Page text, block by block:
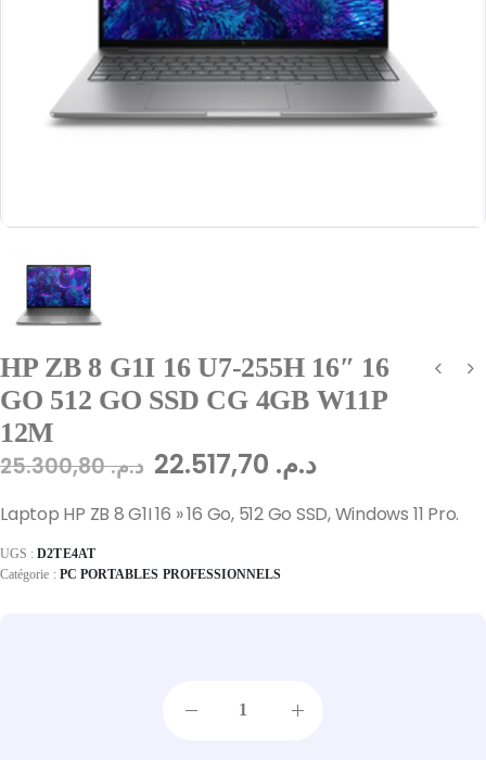
HP ZB 8 G1I 16 U7-255H 16″ 16
GO 512 GO SSD CG 4GB W11P
12M
د.م.25.300,80 د.م.
Laptop HP ZB 8 G1I 16 » 16 Go, 512 Go SSD, Windows 11 Pro.
UGS :D2TE4AT
Catégorie : PC PORTABLES PROFESSIONNELS